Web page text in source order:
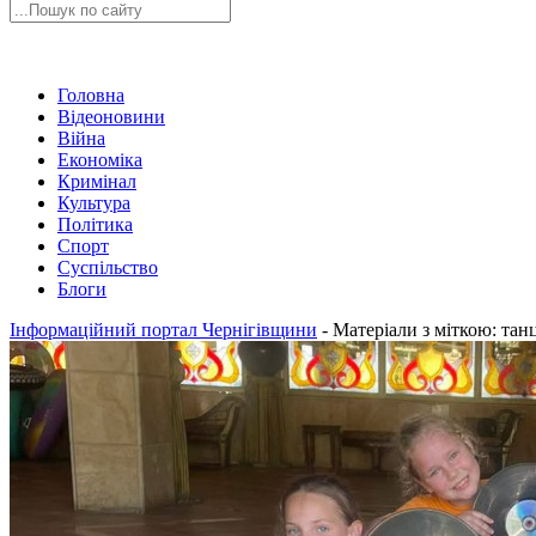
Головна
Відеоновини
Війна
Економіка
Кримінал
Культура
Політика
Спорт
Суспільство
Блоги
Інформаційний портал Чернігівщини - Матеріали з міткою: